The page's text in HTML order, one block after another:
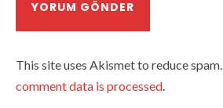
This site uses Akismet to reduce spam.
comment data is processed.